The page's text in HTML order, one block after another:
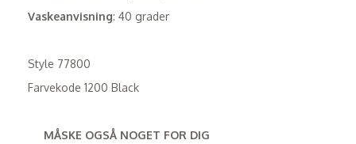
Vaskeanvisning: 40 grader
Style 77800
Farvekode 1200 Black
MÅSKE OGSÅ NOGET FOR DIG